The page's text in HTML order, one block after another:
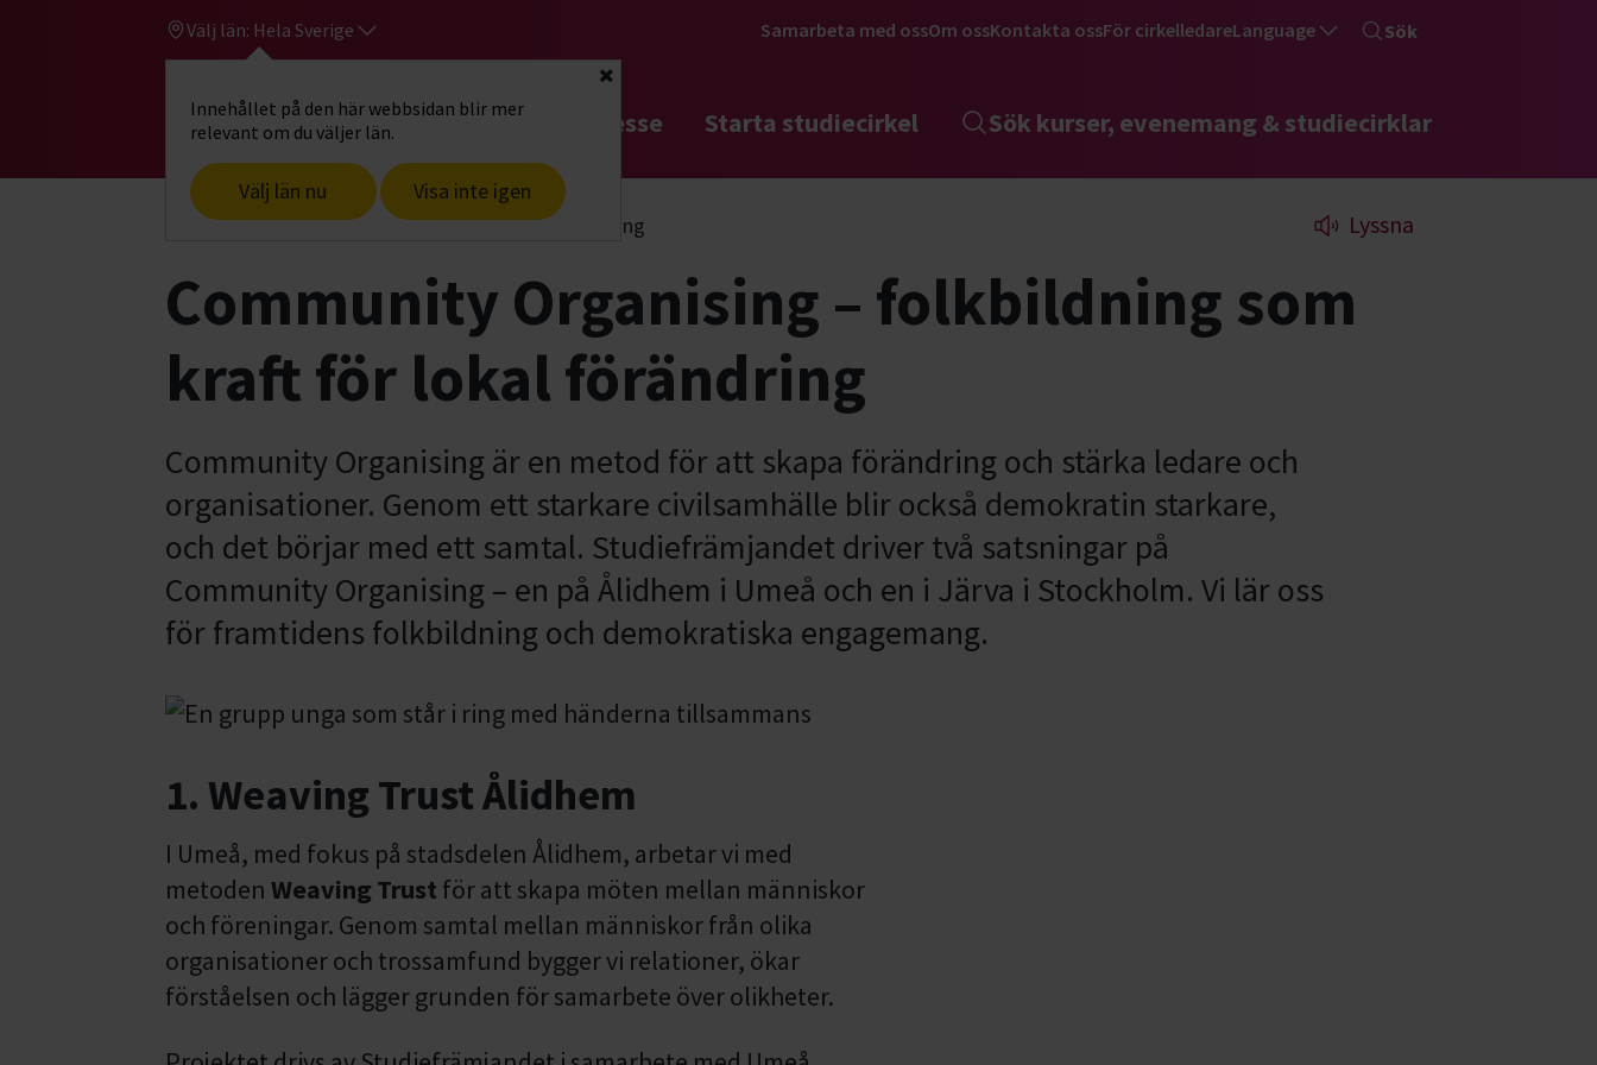
Välj län: Hela Sverige
Innehållet på den här webbsidan blir mer
relevant om du väljer län.
Välj län nu Visa inte igen
Stäng
Samarbeta med ossOm ossKontakta ossFör cirkelledareLanguage Sök
Gå till studiefrämjandets startsidaHitta intresse Starta studiecirkel Sök kurser, evenemang & studiecirklar
Start Samarbeta med oss Community Organising Lyssna
Community Organising – folkbildning som
kraft för lokal förändring
Community Organising är en metod för att skapa förändring och stärka ledare och
organisationer. Genom ett starkare civilsamhälle blir också demokratin starkare,
och det börjar med ett samtal. Studiefrämjandet driver två satsningar på
Community Organising – en på Ålidhem i Umeå och en i Järva i Stockholm. Vi lär oss
för framtidens folkbildning och demokratiska engagemang.
1. Weaving Trust Ålidhem
I Umeå, med fokus på stadsdelen Ålidhem, arbetar vi med
metoden Weaving Trust för att skapa möten mellan människor
och föreningar. Genom samtal mellan människor från olika
organisationer och trossamfund bygger vi relationer, ökar
förståelsen och lägger grunden för samarbete över olikheter.